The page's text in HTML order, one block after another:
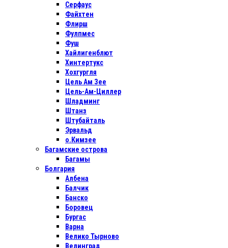
Серфаус
Файхтен
Флирш
Фулпмес
Фуш
Хайлигенблют
Хинтертукс
Хохгургля
Цель Ам Зее
Цель-Ам-Циллер
Шладминг
Штанз
Штубайталь
Эрвальд
о.Кимзее
Багамские острова
Багамы
Болгария
Албена
Балчик
Банско
Боровец
Бургас
Варна
Велико Тырново
Велинград